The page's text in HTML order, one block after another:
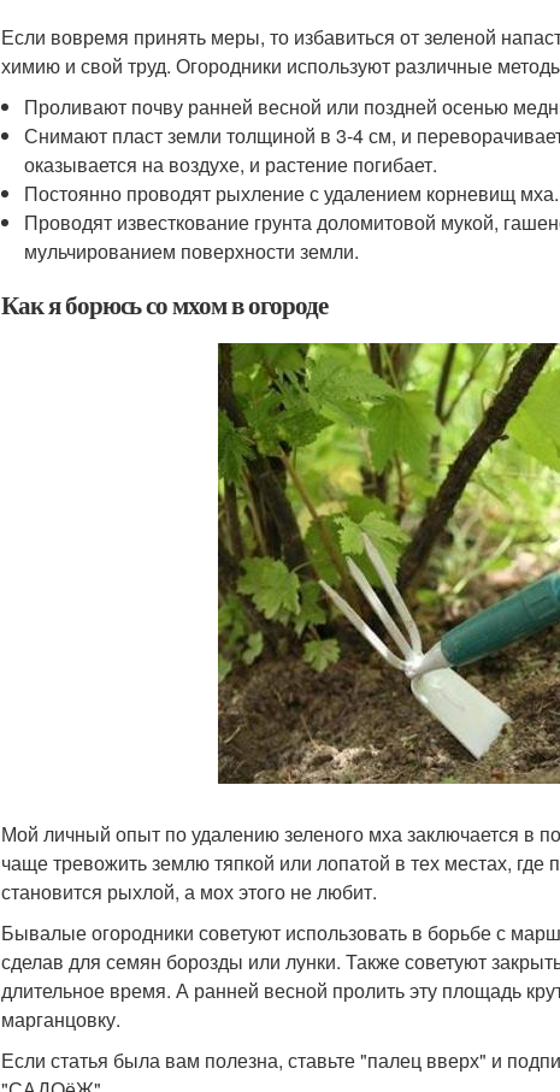
Если вовремя принять меры, то избавиться от зеленой
химию и свой труд. Огородники используют различные
Проливают почву ранней весной или поздней осенью
Снимают пласт земли толщиной в 3-4 см, и
оказывается на воздухе, и растение погибает.
Постоянно проводят рыхление с удалением корневищ мха.
Проводят известкование грунта доломитовой мукой,
мульчированием поверхности земли.
Как я борюсь со мхом в огороде
Мой личный опыт по удалению зеленого мха заключается в
чаще тревожить землю тяпкой или лопатой в тех местах, где
становится рыхлой, а мох этого не любит.
Бывалые огородники советуют использовать в борьбе с
сделав для семян борозды или лунки. Также советуют
длительное время. А ранней весной пролить эту площадь
марганцовку.
Если статья была вам полезна, ставьте "палец вверх" и